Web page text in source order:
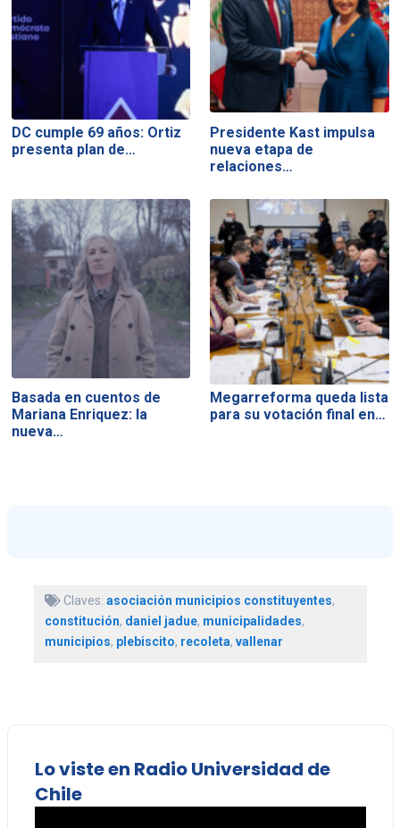
DC cumple 69 años: Ortiz
presenta plan de…
Presidente Kast impulsa
nueva etapa de
relaciones…
Basada en cuentos de
Mariana Enriquez: la
nueva…
Megarreforma queda lista
para su votación final en…
Claves: asociación municipios constituyentes,
constitución, daniel jadue, municipalidades,
municipios, plebiscito, recoleta, vallenar
Lo viste en Radio Universidad de
Chile